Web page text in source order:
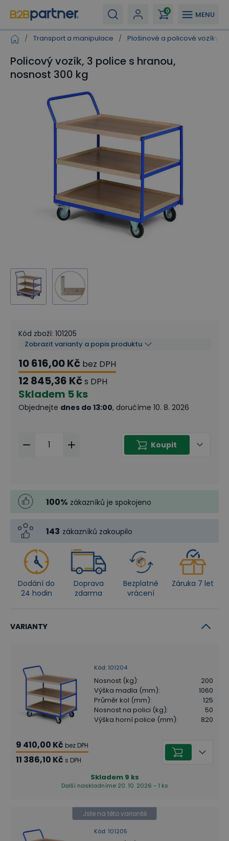
MENU
0
/ Transport a manipulace / Plošinové a policové vozíky
Policový vozík, 3 police s hranou,
nosnost 300 kg
Kód zboží: 101205
Zobrazit varianty a popis produktu
10 616,00 Kč bez DPH
12 845,36 Kčs DPH
Skladem 5 ks
Objednejte dnes do 13:00, doručíme 10. 8. 2026
Koupit
100% zákazníků je spokojeno
143 zákazníků zakoupilo
Dodání do
24 hodin
Doprava
zdarma
Bezplatné
vrácení
Záruka 7 let
VARIANTY
Kód: 101204
Nosnost (kg):
200
Výška madla (mm):
1060
Průměr kol (mm):
125
Nosnost na polici (kg):
50
Výška horní police (mm): 820
9 410,00 Kč bez DPH
11 386,10 Kč s DPH
Skladem 9 ks
Další naskladníme 20. 10. 2026 - 1 ks
Kód: 101205
Jste na této variantě